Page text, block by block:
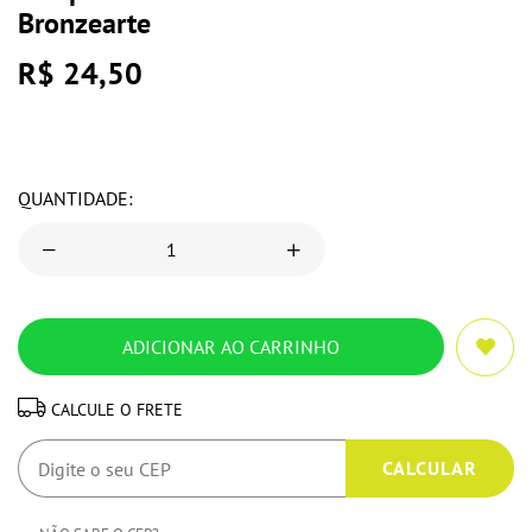
Bronzearte
R$ 24,50
QUANTIDADE:
CALCULE O FRETE